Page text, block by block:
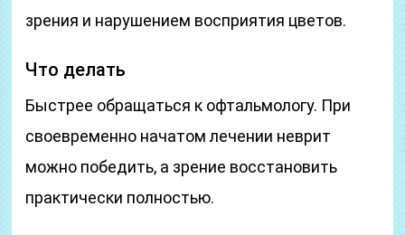
зрения и нарушением восприятия цветов.
Что делать
Быстрее обращаться к офтальмологу. При
своевременно начатом лечении неврит
можно победить, а зрение восстановить
практически полностью.